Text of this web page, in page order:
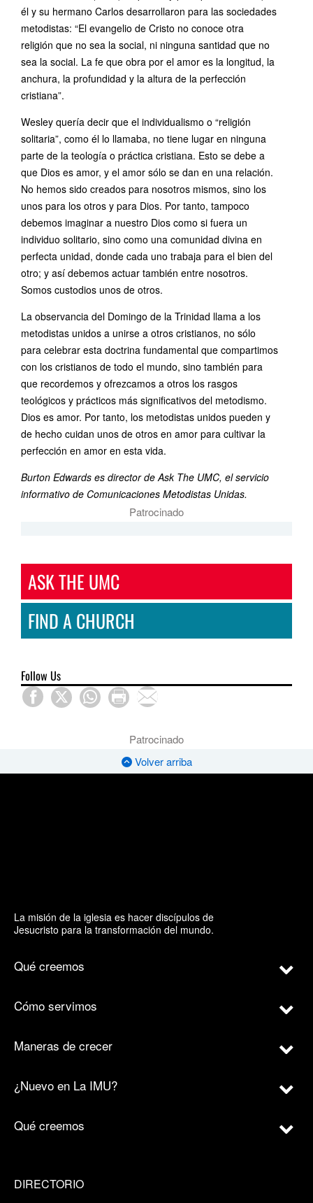
él y su hermano Carlos desarrollaron para las sociedades
metodistas: “El evangelio de Cristo no conoce otra
religión que no sea la social, ni ninguna santidad que no
sea la social. La fe que obra por el amor es la longitud, la
anchura, la profundidad y la altura de la perfección
cristiana”.
Wesley quería decir que el individualismo o “religión
solitaria”, como él lo llamaba, no tiene lugar en ninguna
parte de la teología o práctica cristiana. Esto se debe a
que Dios es amor, y el amor sólo se dan en una relación.
No hemos sido creados para nosotros mismos, sino los
unos para los otros y para Dios. Por tanto, tampoco
debemos imaginar a nuestro Dios como si fuera un
individuo solitario, sino como una comunidad divina en
perfecta unidad, donde cada uno trabaja para el bien del
otro; y así debemos actuar también entre nosotros.
Somos custodios unos de otros.
La observancia del Domingo de la Trinidad llama a los
metodistas unidos a unirse a otros cristianos, no sólo
para celebrar esta doctrina fundamental que compartimos
con los cristianos de todo el mundo, sino también para
que recordemos y ofrezcamos a otros los rasgos
teológicos y prácticos más significativos del metodismo.
Dios es amor. Por tanto, los metodistas unidos pueden y
de hecho cuidan unos de otros en amor para cultivar la
perfección en amor en esta vida.
Burton Edwards es director de Ask The UMC, el servicio
informativo de Comunicaciones Metodistas Unidas.
Patrocinado
ASK THE UMC
FIND A CHURCH
Follow Us
Patrocinado
Volver arriba
La misión de la iglesia es hacer discípulos de
Jesucristo para la transformación del mundo.
Qué creemos
Cómo servimos
Maneras de crecer
¿Nuevo en La IMU?
Qué creemos
DIRECTORIO